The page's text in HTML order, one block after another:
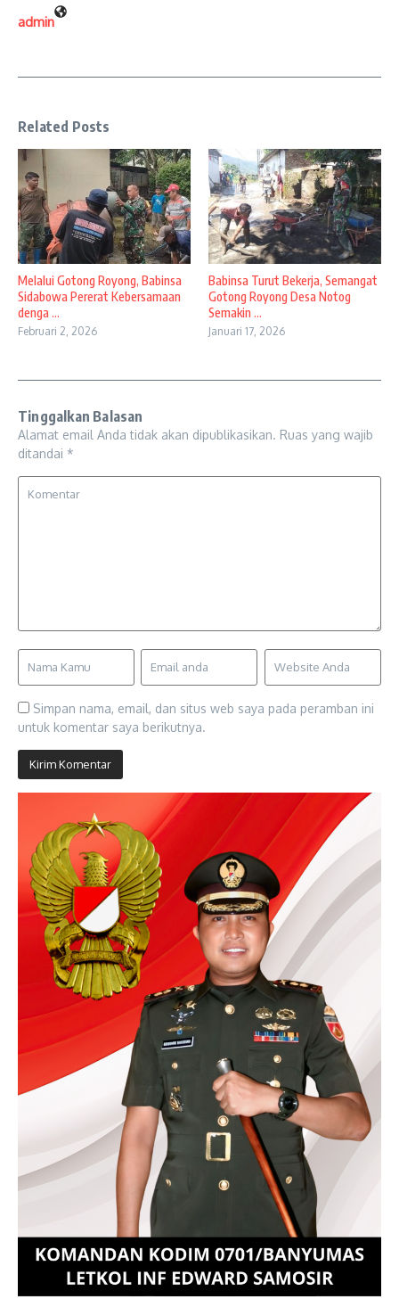
admin
Related Posts
Melalui Gotong Royong, Babinsa
Sidabowa Pererat Kebersamaan
denga ...
Februari 2, 2026
Babinsa Turut Bekerja, Semangat
Gotong Royong Desa Notog
Semakin ...
Januari 17, 2026
Tinggalkan Balasan
Alamat email Anda tidak akan dipublikasikan. Ruas yang wajib
ditandai *
Simpan nama, email, dan situs web saya pada peramban ini
untuk komentar saya berikutnya.